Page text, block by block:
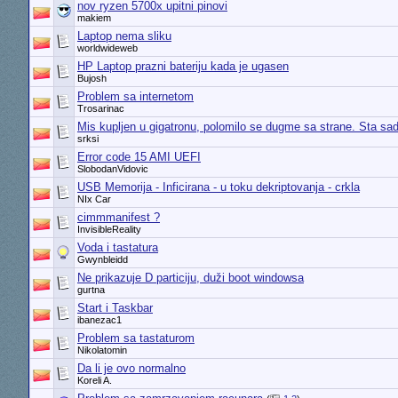
nov ryzen 5700x upitni pinovi
makiem
Laptop nema sliku
worldwideweb
HP Laptop prazni bateriju kada je ugasen
Bujosh
Problem sa internetom
Trosarinac
Mis kupljen u gigatronu, polomilo se dugme sa strane. Sta
srksi
Error code 15 AMI UEFI
SlobodanVidovic
USB Memorija - Inficirana - u toku dekriptovanja - crkla
NIx Car
cimmmanifest ?
InvisibleReality
Voda i tastatura
Gwynbleidd
Ne prikazuje D particiju, duži boot windowsa
gurtna
Start i Taskbar
ibanezac1
Problem sa tastaturom
Nikolatomin
Da li je ovo normalno
Koreli A.